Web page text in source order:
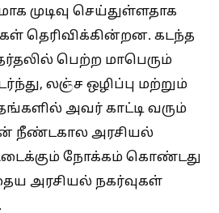
முடிவு செய்துள்ளதாக
தெரிவிக்கின்றன. கடந்த
பெற்ற மாபெரும்
லஞ்ச ஒழிப்பு மற்றும்
அவர் காட்டி வரும்
நீண்டகால அரசியல்
நோக்கம் கொண்டது
அரசியல் நகர்வுகள்